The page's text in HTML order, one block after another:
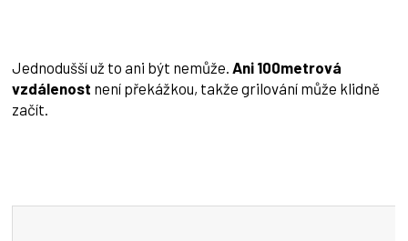
Jednodušší už to ani být nemůže. Ani 100metrová
vzdálenost není překážkou, takže grilování může klidně
začít.